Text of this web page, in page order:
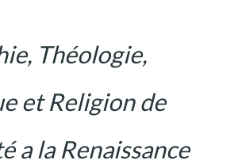
Théologie,
et Religion de
a la Renaissance